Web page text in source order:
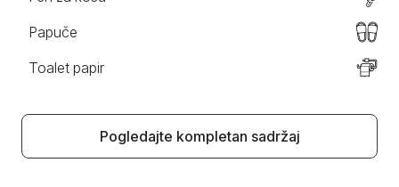
Papuče
Toalet papir
Pogledajte kompletan sadržaj